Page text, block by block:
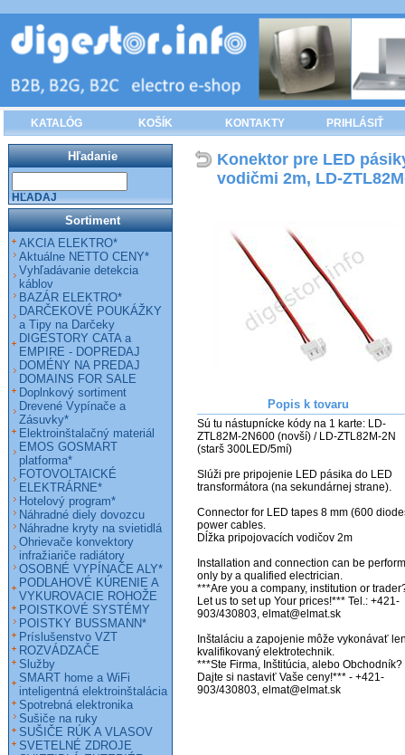
KATALÓG KOŠÍK KONTAKTY PRIHLÁSIŤ
Konektor pre LED
vodičmi 2m, LD-
Popis k tovaru
Sú tu nástupnícke kódy na 1 karte: LD-
ZTL82M-2N600 (novší) / LD-ZTL82M-2N
(starš 300LED/5mí)
Slúži pre pripojenie LED pásika do LED
transformátora (na sekundárnej strane).
Connector for LED tapes 8 mm (600
power cables.
Dĺžka pripojovacích vodičov 2m
Installation and connection can be
only by a qualified electrician.
***Are you a company, institution or
Let us to set up Your prices!*** Tel.: +421-
903/430803, elmat@elmat.sk
Inštaláciu a zapojenie môže vykonávať
kvalifikovaný elektrotechnik.
***Ste Firma, Inštitúcia, alebo Obchodník?
Dajte si nastaviť Vaše ceny!*** - +421-
Hľadanie
HĽADAJ
Sortiment
AKCIA ELEKTRO*
Aktuálne NETTO CENY*
Vyhľadávanie detekcia
káblov
BAZÁR ELEKTRO*
DARČEKOVÉ POUKÁŽKY
a Tipy na Darčeky
DIGESTORY CATA a
EMPIRE - DOPREDAJ
DOMÉNY NA PREDAJ
DOMAINS FOR SALE
Doplnkový sortiment
Drevené Vypínače a
Zásuvky*
Elektroinštalačný materiál
EMOS GOSMART
platforma*
FOTOVOLTAICKÉ
ELEKTRÁRNE*
Hotelový program*
Náhradné diely dovozcu
Náhradne kryty na svietidlá
Ohrievače konvektory
infražiariče radiátory
OSOBNÉ VYPÍNAČE ALY*
PODLAHOVÉ KÚRENIE A
VYKUROVACIE ROHOŽE
POISTKOVÉ SYSTÉMY
POISTKY BUSSMANN*
Príslušenstvo VZT
ROZVÁDZAČE
Služby
SMART home a WiFi
inteligentná elektroinštalácia
Spotrebná elektronika
Sušiče na ruky
SUŠIČE RÚK A VLASOV
SVETELNÉ ZDROJE